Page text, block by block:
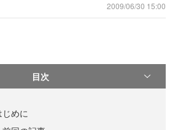
2009/06/30 15:00
目次
じめに